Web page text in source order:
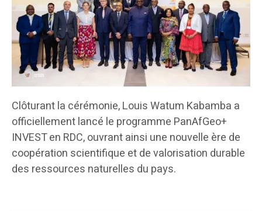
Clôturant la cérémonie, Louis Watum Kabamba a
officiellement lancé le programme PanAfGeo+
INVEST en RDC, ouvrant ainsi une nouvelle ère de
coopération scientifique et de valorisation durable
des ressources naturelles du pays.